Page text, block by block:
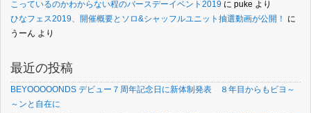
こっているのかわからない程のバースデーイベント2019 に puke より
ひなフェス2019、開催概要とソロ&シャッフルユニット抽選動画が公開！
に
うーん より
最近の投稿
BEYOOOOONDS デビュー７周年記念日に新体制発表 ８年目からもビヨ～
～ンと自在に